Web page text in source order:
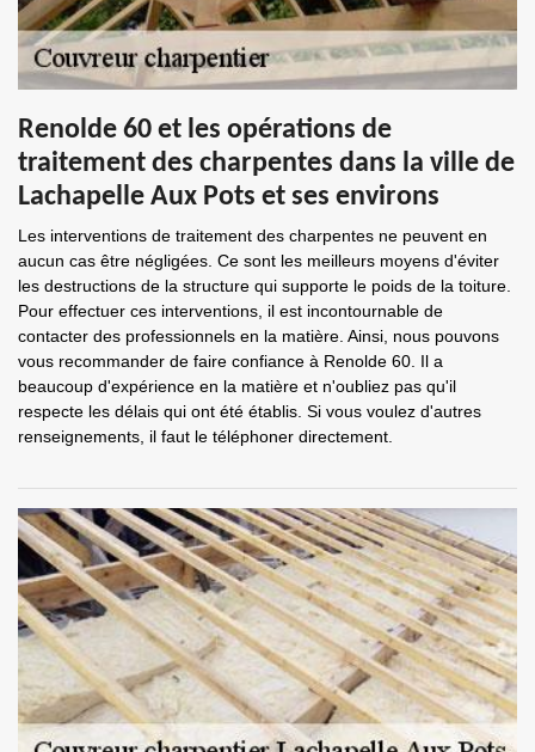
Renolde 60 et les opérations de
traitement des charpentes dans la ville de
Lachapelle Aux Pots et ses environs
Les interventions de traitement des charpentes ne peuvent en
aucun cas être négligées. Ce sont les meilleurs moyens d'éviter
les destructions de la structure qui supporte le poids de la toiture.
Pour effectuer ces interventions, il est incontournable de
contacter des professionnels en la matière. Ainsi, nous pouvons
vous recommander de faire confiance à Renolde 60. Il a
beaucoup d'expérience en la matière et n'oubliez pas qu'il
respecte les délais qui ont été établis. Si vous voulez d'autres
renseignements, il faut le téléphoner directement.